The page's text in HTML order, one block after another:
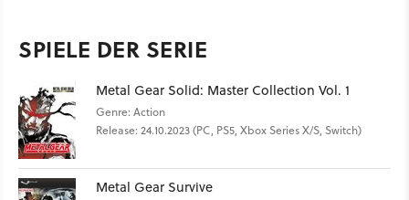
SPIELE DER SERIE
Metal Gear Solid: Master Collection Vol. 1
Genre: Action
Release: 24.10.2023 (PC, PS5, Xbox Series X/S, Switch)
Metal Gear Survive